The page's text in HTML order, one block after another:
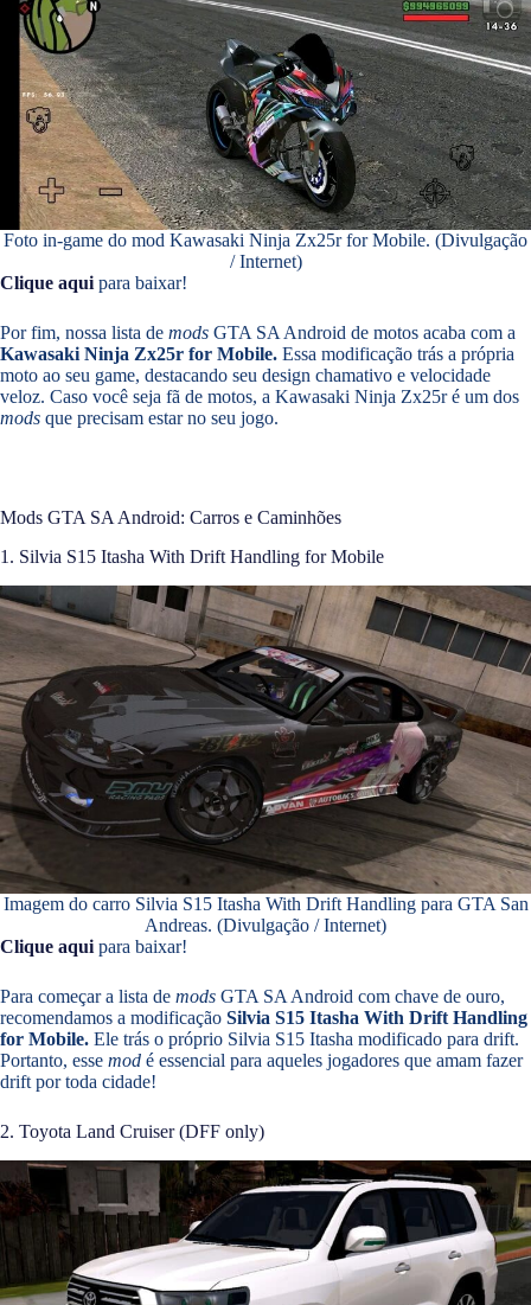
Foto in-game do mod Kawasaki Ninja Zx25r for Mobile. (Divulgação
/ Internet)
Clique aqui para baixar!
Por fim, nossa lista de mods GTA SA Android de motos acaba com a
Kawasaki Ninja Zx25r for Mobile. Essa modificação trás a própria
moto ao seu game, destacando seu design chamativo e velocidade
veloz. Caso você seja fã de motos, a Kawasaki Ninja Zx25r é um dos
mods que precisam estar no seu jogo.
Mods GTA SA Android: Carros e Caminhões
1. Silvia S15 Itasha With Drift Handling for Mobile
Imagem do carro Silvia S15 Itasha With Drift Handling para GTA San
Andreas. (Divulgação / Internet)
Clique aqui para baixar!
Para começar a lista de mods GTA SA Android com chave de ouro,
recomendamos a modificação Silvia S15 Itasha With Drift Handling
for Mobile. Ele trás o próprio Silvia S15 Itasha modificado para drift.
Portanto, esse mod é essencial para aqueles jogadores que amam fazer
drift por toda cidade!
2. Toyota Land Cruiser (DFF only)